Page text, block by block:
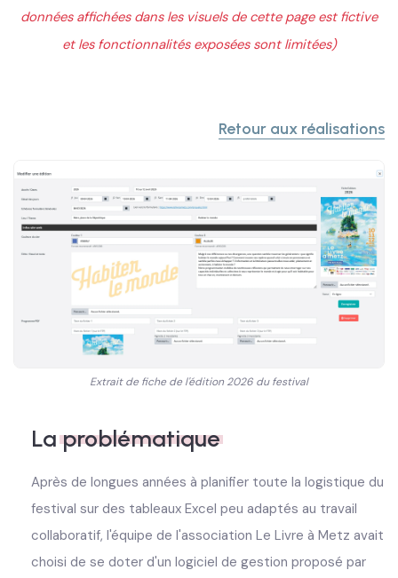
données affichées dans les visuels de cette page est fictive
et les fonctionnalités exposées sont limitées)
Retour aux réalisations
Extrait de fiche de l'édition 2026 du festival
Laproblématique
Après de longues années à planifier toute la logistique du
festival sur des tableaux Excel peu adaptés au travail
collaboratif, l'équipe de l'association Le Livre à Metz avait
choisi de se doter d'un logiciel de gestion proposé par